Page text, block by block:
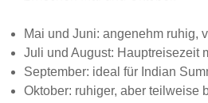
Mai und Juni: angenehm ruhig,
Juli und August: Hauptreisezeit
September: ideal für Indian
Oktober: ruhiger, aber teilweise